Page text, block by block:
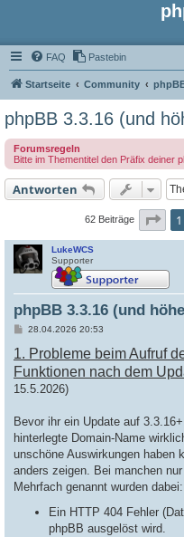
FAQ Pastebin
Startseite Community
phpBB 3.3.16 (und
Forumsregeln
Bitte im Thementitel den Präfix deiner
Antworten
62 Beiträge 1
LukeWCS
Supporter
phpBB 3.3.16 (und
B
t
r
a
g
28.04.2026 20:53
1. Probleme beim Aufruf
Funktionen nach dem
15.5.2026)
Bevor ihr ein Update auf
hinterlegte Domain-Name
unschöne Auswirkungen haben
anders zeigen. Bei manchen
Mehrfach genannt wurden dabei:
Ein HTTP 404 Fehler
phpBB ausgelöst wird.